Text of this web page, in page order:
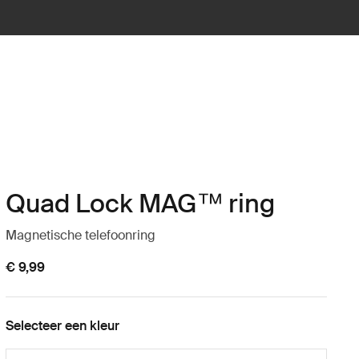
Quad Lock MAG™ ring
Magnetische telefoonring
€ 9,99
Selecteer een kleur